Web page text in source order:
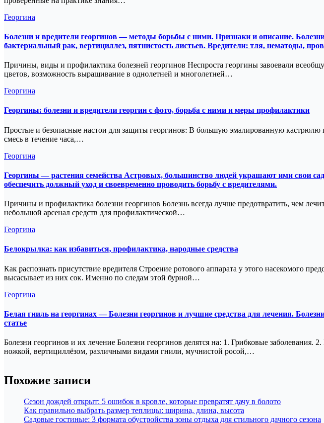
Георгина
Болезни и вредители георгинов — методы борьбы с ними. Признаки и описание.
бактериальный рак, вертициллез, пятнистость листьев. Вредители: тля, нематоды,
Причины, виды и профилактика болезней георгинов Неспроста георгины завоевали
цветов, возможность выращивание в однолетней и многолетней…
Георгина
Георгины: болезни и вредители георгин с фото, борьба с ними и меры профилактики
Простые и безопасные настои для защиты георгинов: В большую эмалированную кастрюлю
смесь в течение часа,…
Георгина
Георгины — растения семейства Астровых, большинство людей украшают ими свои
обеспечить должный уход и своевременно проводить борьбу с вредителями.
Причины и профилактика болезни георгинов Болезнь всегда лучше предотвратить, чем
небольшой арсенал средств для профилактической…
Георгина
Белокрылка: как избавиться, профилактика, народные средства
Как распознать присутствие вредителя Строение ротового аппарата у этого насекомого
высасывает из них сок. Именно по следам этой бурной…
Георгина
Белая гниль на георгинах — Болезни георгинов и лучшие средства для лечения.
статье
Болезни георгинов и их лечение Болезни георгинов делятся на: 1. Грибковые
ножкой, вертициллёзом, различными видами гнили, мучнистой росой,…
Похожие записи
Сезон дождей открыт: 5 ошибок в кровле, которые превратят дачу в болото
Как правильно выбрать размер теплицы: ширина, длина, высота
Садовые гостиные: 3 формата обустройства зоны отдыха для стильного дачного сезона